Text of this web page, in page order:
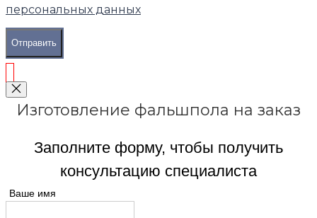
персональных данных
Отправить
Изготовление фальшпола на заказ
Заполните форму, чтобы получить
консультацию специалиста
Ваше имя